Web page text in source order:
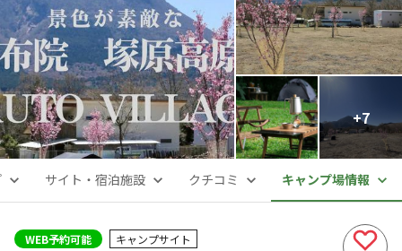
+7
サイト・宿泊施設 クチコミ キャンプ場情報
WEB予約可能 キャンプサイト